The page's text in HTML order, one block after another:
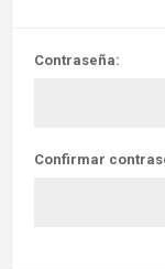
Contraseña:
Confirmar